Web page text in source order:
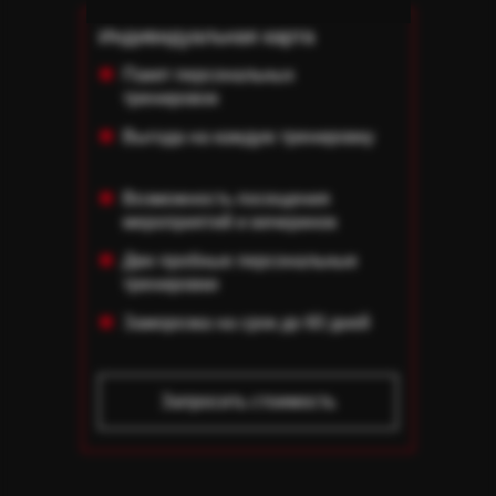
Индивидуальная карта
Пакет персональных
тренировок
Выгода на каждую тренировку
Заморозка на срок до 60 дней
Возможность посещения
мероприятий и вечеринок
Две пробные персональные
тренировки
Запросить стоимость